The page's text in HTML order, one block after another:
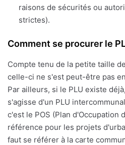
raisons de sécurités ou
strictes).
Comment se procurer le
Compte tenu de la petite taille
celle-ci ne s'est peut-être pas
Par ailleurs, si le PLU existe
s'agisse d'un PLU
c'est le POS (Plan d'Occupation
référence pour les projets
faut se référer à la carte